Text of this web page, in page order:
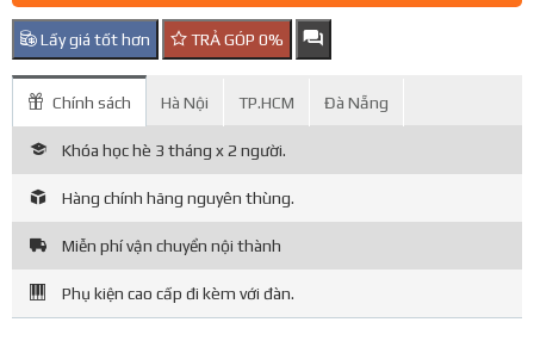
Lấy giá tốt hơn TRẢ GÓP 0%
Chính sách Hà Nội TP.HCM Đà Nẵng
Khóa học hè 3 tháng x 2 người.
Hàng chính hãng nguyên thùng.
Miễn phí vận chuyển nội thành
Phụ kiện cao cấp đi kèm với đàn.